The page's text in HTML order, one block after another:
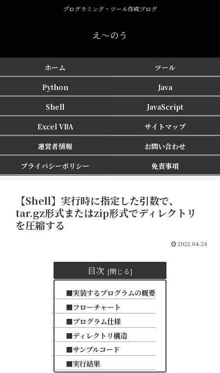
プログラミング・ツール作成ブログ
え〜のう
ホーム
ツール
Python
Java
Shell
JavaScript
Excel VBA
サイトマップ
運営者情報
お問い合わせ
プライバシーポリシー
免責事項
【Shell】実行時に指定した引数で、
tar.gz形式またはzip形式でディレクトリ
を圧縮する
2022.04.24
目次
■実装するプログラムの概要
■フローチャート
■プログラム仕様
■ディレクトリ構造
■サンプルコード
■実行結果